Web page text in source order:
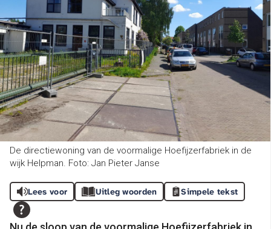
De directiewoning van de voormalige Hoefijzerfabriek in de
wijk Helpman. Foto: Jan Pieter Janse
Lees voor Uitleg woorden Simpele tekst